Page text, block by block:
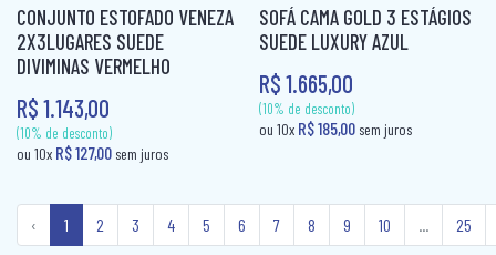
CONJUNTO ESTOFADO VENEZA
2X3LUGARES SUEDE
DIVIMINAS VERMELHO
R$ 1.143,00
SOFÁ CAMA GOLD 3 ESTÁGIOS
SUEDE LUXURY AZUL
R$ 1.665,00
‹ 1 2 3 4 5 6 7 8 9 10 ... 25